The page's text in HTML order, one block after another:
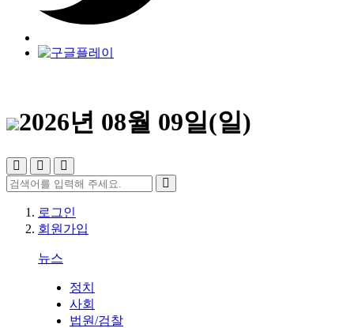
2026년 08월 09일(일)
로그인
회원가입
뉴스
정치
사회
법원/검찰